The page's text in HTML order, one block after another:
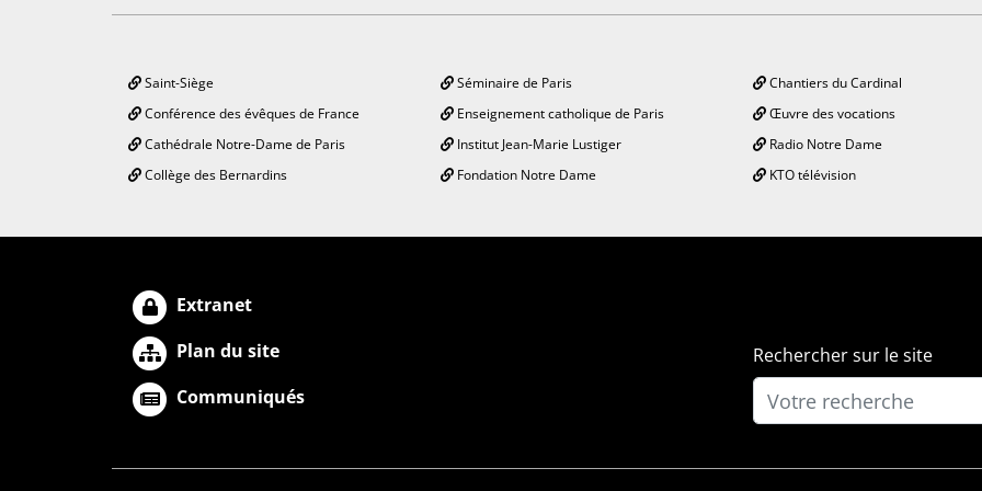
Saint-Siège
Conférence des évêques de France
Cathédrale Notre-Dame de Paris
Collège des Bernardins
Séminaire de Paris
Enseignement catholique de Paris
Institut Jean-Marie Lustiger
Fondation Notre Dame
Chantiers du Cardinal
Œuvre des vocations
Radio Notre Dame
KTO télévision
Extranet
Plan du site
Communiqués
Rechercher sur le site